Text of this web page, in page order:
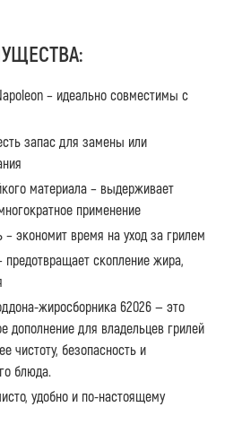
– идеально совместимы с
запас для замены или
материала – выдерживает
применение
экономит время на уход за грилем
предотвращает скопление жира,
жиросборника 62026 — это
дополнение для владельцев грилей
чистоту, безопасность и
блюда.
удобно и по-настоящему